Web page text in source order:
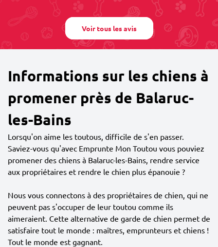
Voir tous les avis
Informations sur les chiens à
promener près de Balaruc-
les-Bains
Lorsqu'on aime les toutous, difficile de s'en passer.
Saviez-vous qu'avec Emprunte Mon Toutou vous pouviez
promener des chiens à Balaruc-les-Bains, rendre service
aux propriétaires et rendre le chien plus épanouie ?
Nous vous connectons à des propriétaires de chien, qui ne
peuvent pas s'occuper de leur toutou comme ils
aimeraient. Cette alternative de garde de chien permet de
satisfaire tout le monde : maîtres, emprunteurs et chiens !
Tout le monde est gagnant.